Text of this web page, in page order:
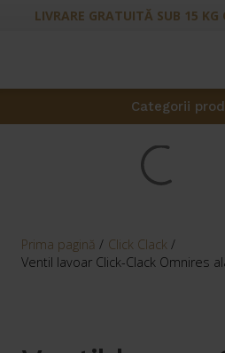
LIVRARE GRATUITĂ SUB 15
Categorii
Prima pagină / Click Clack /
Ventil lavoar Click-Clack Omnires